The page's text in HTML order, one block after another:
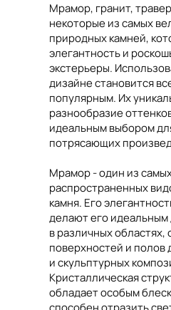
Мрамор, гранит,
некоторые из самых
природных камней,
элегантность и
экстерьеры.
дизайне становится
популярным. Их
разнообразие
идеальным выбором
потрясающих
Мрамор - один из
распространенных
камня. Его
делают его идеальным
в различных областях,
поверхностей и полов
и скульптурных
Кристаллическая
обладает особым